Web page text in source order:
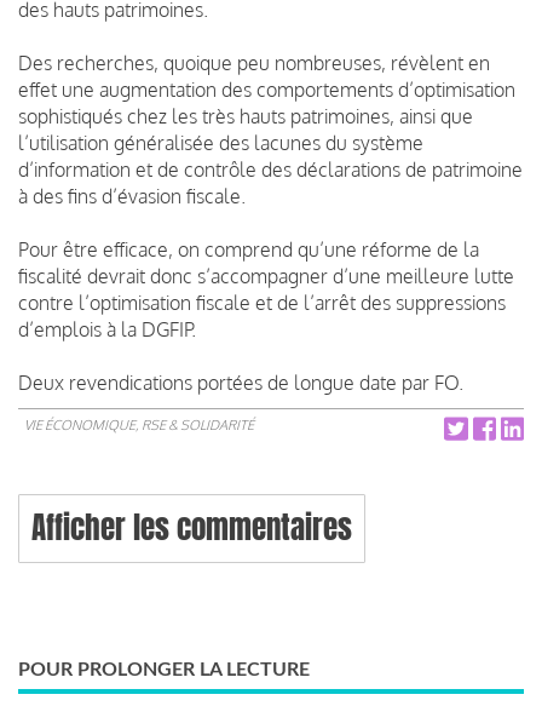
des hauts patrimoines.
Des recherches, quoique peu nombreuses, révèlent en
effet une augmentation des comportements d’optimisation
sophistiqués chez les très hauts patrimoines, ainsi que
l’utilisation généralisée des lacunes du système
d’information et de contrôle des déclarations de patrimoine
à des fins d’évasion fiscale.
Pour être efficace, on comprend qu’une réforme de la
fiscalité devrait donc s’accompagner d’une meilleure lutte
contre l’optimisation fiscale et de l’arrêt des suppressions
d’emplois à la DGFIP.
Deux revendications portées de longue date par FO.
VIE ÉCONOMIQUE, RSE & SOLIDARITÉ
Afficher les commentaires
POUR PROLONGER LA LECTURE